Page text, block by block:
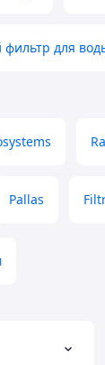
для
Pallas